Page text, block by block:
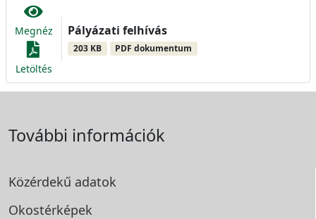
Megnéz
Letöltés
Pályázati felhívás
203 KB PDF dokumentum
További információk
Közérdekű adatok
Okostérképek